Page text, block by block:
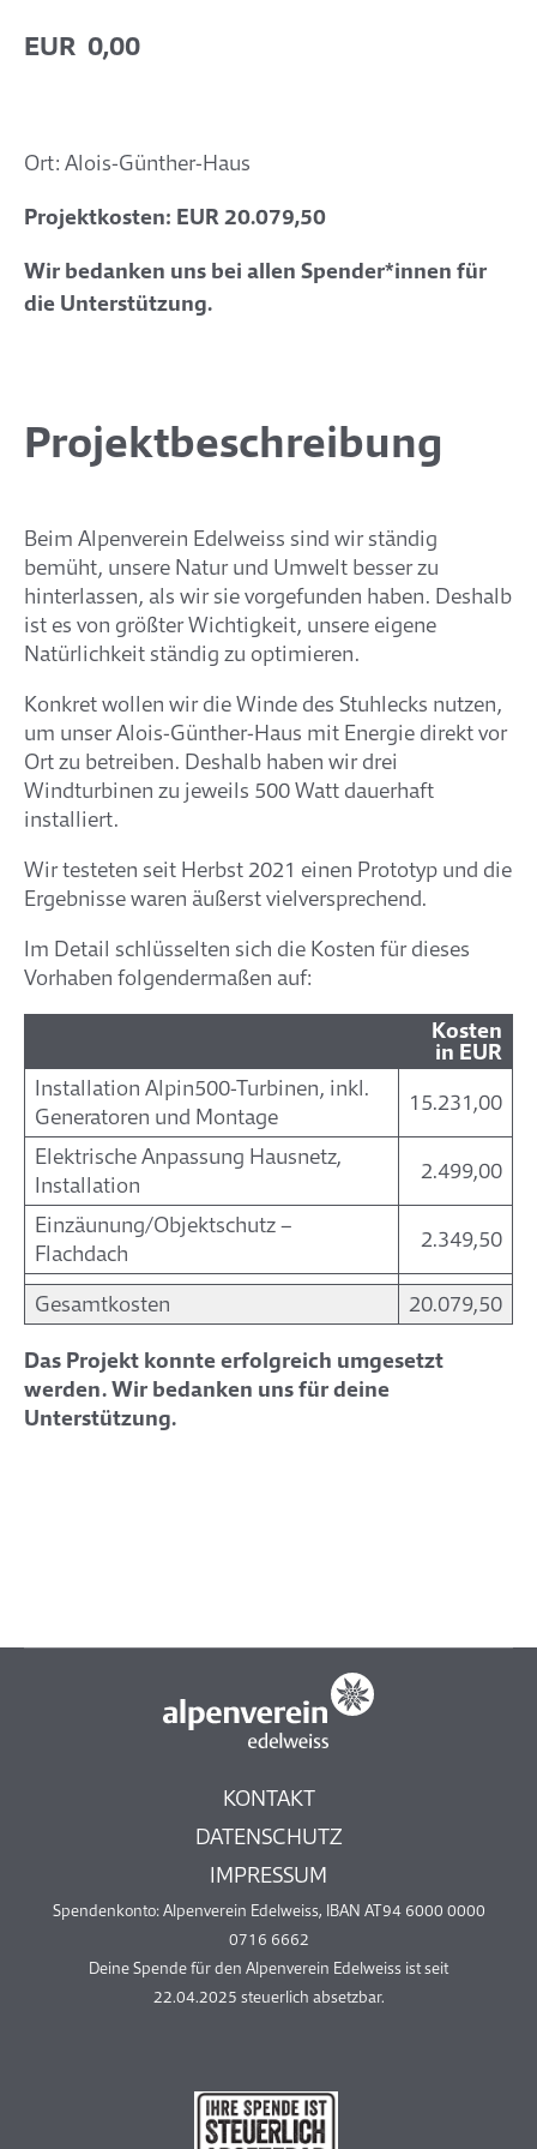
EUR 0,00
Ort: Alois-Günther-Haus
Projektkosten: EUR20.079,50
Wir bedanken uns bei allen Spender*innen für
die Unterstützung.
Projektbeschreibung
Beim Alpenverein Edelweiss sind wir ständig
bemüht, unsere Natur und Umwelt besser zu
hinterlassen, als wir sie vorgefunden haben. Deshalb
ist es von größter Wichtigkeit, unsere eigene
Natürlichkeit ständig zu optimieren.
Konkret wollen wir die Winde des Stuhlecks nutzen,
um unser Alois-Günther-Haus mit Energie direkt vor
Ort zu betreiben. Deshalb haben wir drei
Windturbinen zu jeweils 500 Watt dauerhaft
installiert.
Wir testeten seit Herbst 2021 einen Prototyp und die
Ergebnisse waren äußerst vielversprechend.
Im Detail schlüsselten sich die Kosten für dieses
Vorhaben folgendermaßen auf:
Kosten
in EUR
Installation Alpin500-Turbinen, inkl.
Generatoren und Montage
15.231,00
Elektrische Anpassung Hausnetz,
Installation
2.499,00
Einzäunung/Objektschutz –
Flachdach
2.349,50
Gesamtkosten
20.079,50
Das Projekt konnte erfolgreich umgesetzt
werden. Wir bedanken uns für deine
Unterstützung.
KONTAKT
DATENSCHUTZ
IMPRESSUM
Spendenkonto: Alpenverein Edelweiss, IBAN AT94 6000 0000
0716 6662
Deine Spende für den Alpenverein Edelweiss ist seit
22.04.2025 steuerlich absetzbar.